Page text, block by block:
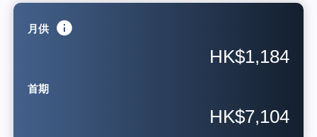
月供
HK$1,184
首期
HK$7,104